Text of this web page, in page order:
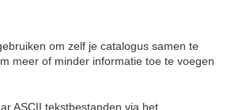
om zelf je catalogus samen te
meer of minder informatie toe te voegen
ASCII tekstbestanden via het